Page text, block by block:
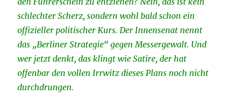
schlechter Scherz, sondern wohl bald schon ein
offizieller politischer Kurs. Der Innensenat nennt
das „Berliner Strategie“ gegen Messergewalt. Und
wer jetzt denkt, das klingt wie Satire, der hat
offenbar den vollen Irrwitz dieses Plans noch nicht
durchdrungen.